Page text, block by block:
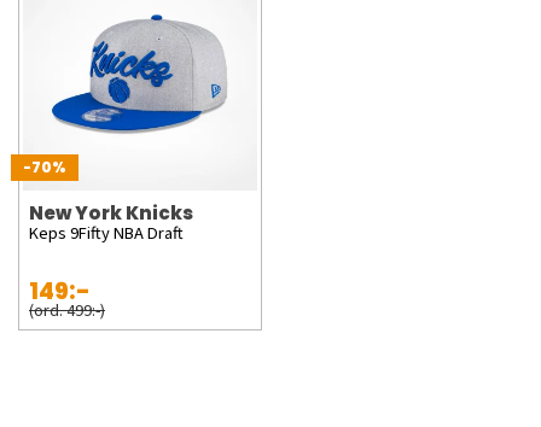
Knicks spelar sina hemmamatcher på klassiska Madison
Square Garden och det är alltid tufft att få tag på biljetter då
laget är extremt populärt.
-70%
New York Knicks
Keps 9Fifty NBA Draft
149:-
(ord. 499:-)